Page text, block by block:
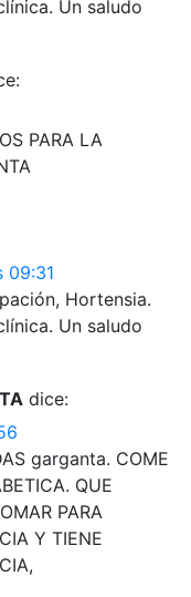
Un saludo
PARA LA
09:31
Hortensia.
Un saludo
dice:
garganta. COME
QUE
PARA
Y TIENE